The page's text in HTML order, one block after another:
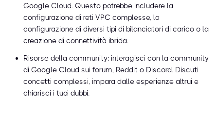
Google Cloud. Questo potrebbe includere la
configurazione di reti VPC complesse, la
configurazione di diversi tipi di bilanciatori di carico o la
creazione di connettività ibrida.
Risorse della community: interagisci con la community
di Google Cloud sui forum, Reddit o Discord. Discuti
concetti complessi, impara dalle esperienze altrui e
chiarisci i tuoi dubbi.